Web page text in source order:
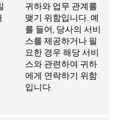
귀하와 업무 관계를
맺기 위함입니다. 예
를 들어, 당사의 서비
스를 제공하거나 필
요한 경우 해당 서비
스와 관련하여 귀하
에게 연락하기 위함
입니다.